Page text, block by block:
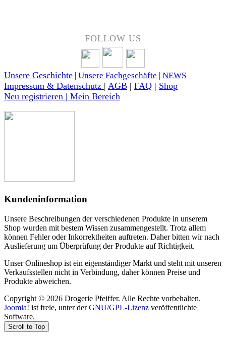
FOLLOW US
Unsere Geschichte | Unsere Fachgeschäfte | NEWS
Impressum & Datenschutz | AGB | FAQ | Shop
Neu registrieren | Mein Bereich
Kundeninformation
Unsere Beschreibungen der verschiedenen Produkte in unserem
Shop wurden mit bestem Wissen zusammengestellt. Trotz allem
können Fehler oder Inkorrektheiten auftreten. Daher bitten wir nach
Auslieferung um Überprüfung der Produkte auf Richtigkeit.
Unser Onlineshop ist ein eigenständiger Markt und steht mit unseren
Verkaufsstellen nicht in Verbindung, daher können Preise und
Produkte abweichen.
Copyright © 2026 Drogerie Pfeiffer. Alle Rechte vorbehalten.
Joomla! ist freie, unter derGNU/GPL-Lizenz veröffentlichte
Software.
Scroll to Top